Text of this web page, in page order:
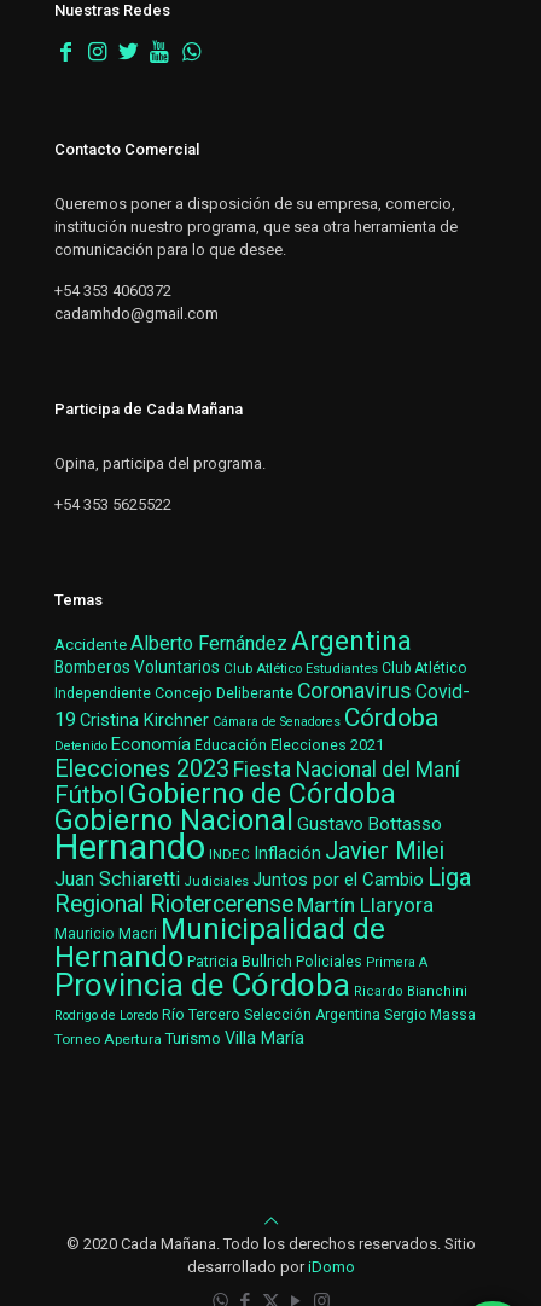
Nuestras Redes
Contacto Comercial
Queremos poner a disposición de su empresa, comercio,
institución nuestro programa, que sea otra herramienta de
comunicación para lo que desee.
+54 353 4060372
cadamhdo@gmail.com
Participa de Cada Mañana
Opina, participa del programa.
+54 353 5625522
Temas
AccidenteAlberto Fernández Argentina
Bomberos Voluntarios Club Atlético Estudiantes Club Atlético
Independiente Concejo Deliberante Coronavirus Covid-
19 Cristina Kirchner Cámara de Senadores Córdoba
Detenido Economía Educación Elecciones 2021
Elecciones 2023 Fiesta Nacional del Maní
Fútbol Gobierno de Córdoba
Gobierno Nacional Gustavo Bottasso
Hernando INDEC Inflación Javier Milei
Juan Schiaretti Judiciales Juntos por el Cambio Liga
Regional Riotercerense Martín Llaryora
Mauricio Macri Municipalidad de
Hernando Patricia Bullrich Policiales Primera A
Provincia de Córdoba Ricardo Bianchini
Rodrigo de Loredo Río Tercero Selección Argentina Sergio Massa
Torneo Apertura Turismo Villa María
© 2020 Cada Mañana. Todo los derechos reservados. Sitio
desarrollado poriDomo